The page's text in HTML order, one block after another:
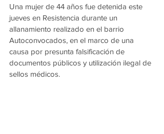
Una mujer de 44 años fue detenida este
jueves en Resistencia durante un
allanamiento realizado en el barrio
Autoconvocados, en el marco de una
causa por presunta falsificación de
documentos públicos y utilización ilegal de
sellos médicos.